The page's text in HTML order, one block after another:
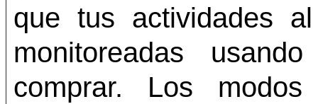
que tus actividades
monitoreadas
comprar. Los